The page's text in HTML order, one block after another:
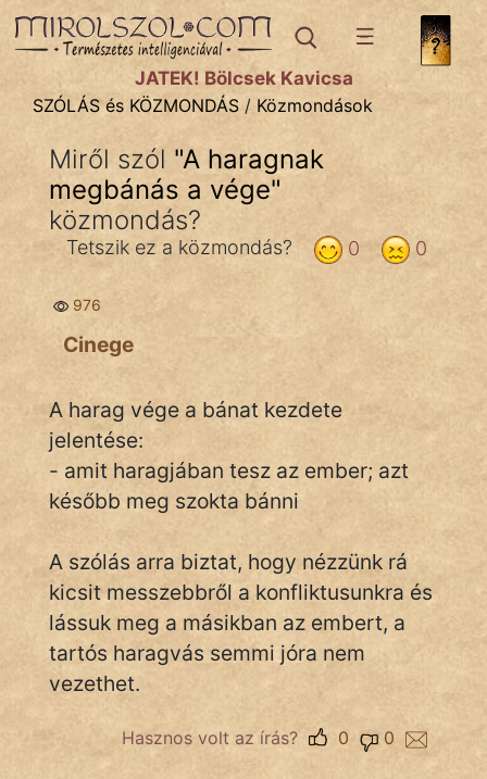
SZÓLÁS ÉS KÖZMONDÁStémák:
Bibliai
Közmondások
Rímelő
Szólások
Tréfás
IRODALOM
SZÓLÁS
KÖZMONDÁS
JÁTÉK! Bölcsek Kavicsa
SZÓLÁS és KÖZMONDÁS / Közmondások
Miről szól "A haragnak
megbánás a vége"
közmondás?
0
0
Tetszik ez a közmondás?
976
Cinege
A harag vége a bánat kezdete
jelentése:
- amit haragjában tesz az ember; azt
később meg szokta bánni
A szólás arra biztat, hogy nézzünk rá
kicsit messzebbről a konfliktusunkra és
lássuk meg a másikban az embert, a
tartós haragvás semmi jóra nem
vezethet.
Hasznos volt az írás? 0
0